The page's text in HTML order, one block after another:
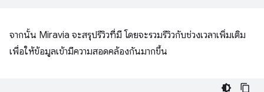
จากนั้น Miravia จะสรุปรีวิวที่มี โดยจะรวมรีวิวกับช่วงเวลาเพิ่มเติม
เพื่อให้ข้อมูลเข้ามีความสอดคล้องกันมากขึ้น